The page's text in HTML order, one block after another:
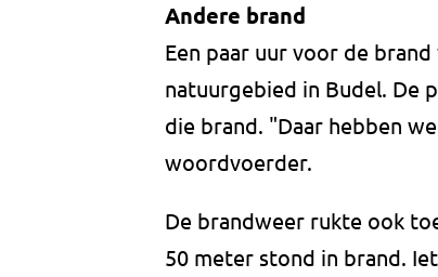
Andere brand
Een paar uur voor de
natuurgebied in Budel. De
die brand. "Daar hebben
woordvoerder.
De brandweer rukte ook
50 meter stond in brand.